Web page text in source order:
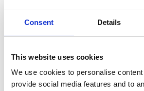
Consent Details
This website uses cookies
We use cookies to personalise
provide social media features and to
Orange markering. I den tryckta
är slingan markerad med siffran 4.
Svårighetsgrad:
Medel. Lederna går mestadels på
via en träbro från Höjentorps